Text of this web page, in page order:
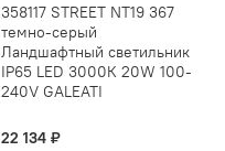
358117 STREET NT19 367
темно-серый
Ландшафтный светильник
IP65 LED 3000К 20W 100-
240V GALEATI
22 134 ₽